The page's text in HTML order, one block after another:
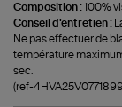
Composition :100%
Conseil d'entretien :
Ne pas effectuer de
température
sec.
(ref-